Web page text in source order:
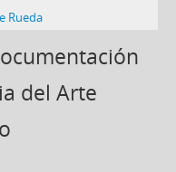
Rueda
del Arte